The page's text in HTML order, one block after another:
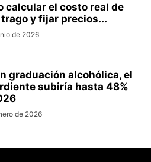
calcular el costo real de
y fijar precios...
de 2026
graduación alcohólica, el
subiría hasta 48%
de 2026